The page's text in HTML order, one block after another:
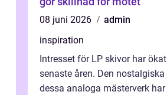
08 juni 2026
admin
inspiration
Intresset för LP skivor har
senaste åren. Den
dessa analoga mästerverk